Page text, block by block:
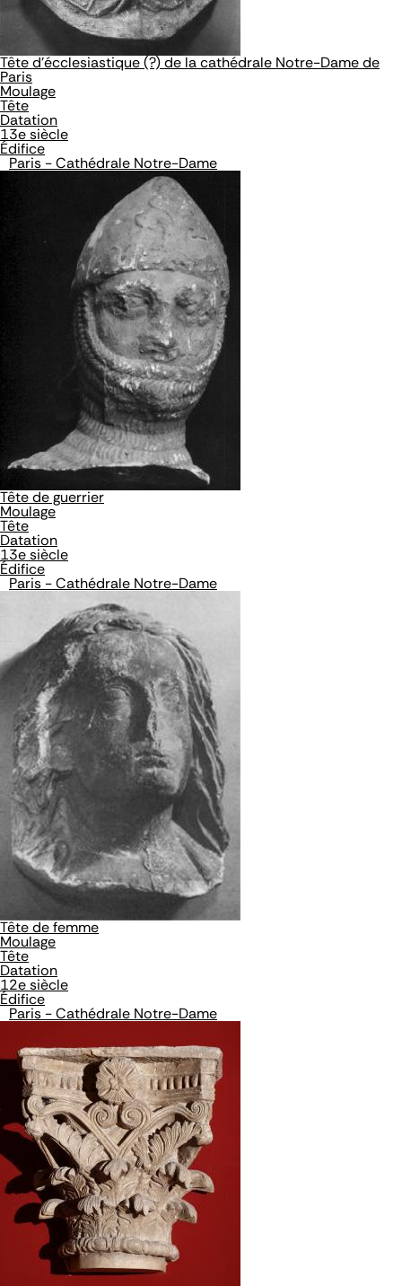
Tête d'écclesiastique (?) de la cathédrale Notre-Dame de
Paris
Moulage
Tête
Datation
13e siècle
Édifice
Paris - Cathédrale Notre-Dame
Tête de guerrier
Moulage
Tête
Datation
13e siècle
Édifice
Paris - Cathédrale Notre-Dame
Tête de femme
Moulage
Tête
Datation
12e siècle
Édifice
Paris - Cathédrale Notre-Dame